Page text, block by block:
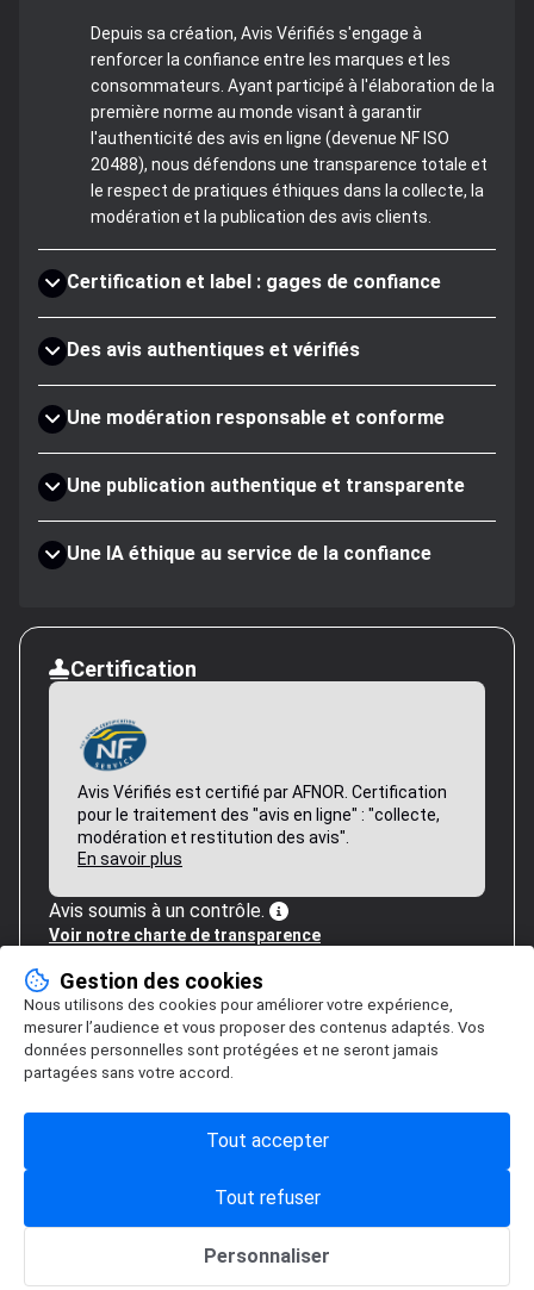
Depuis sa création, Avis Vérifiés s'engage à
renforcer la confiance entre les marques et les
consommateurs. Ayant participé à l'élaboration de la
première norme au monde visant à garantir
l'authenticité des avis en ligne (devenue NF ISO
20488), nous défendons une transparence totale et
le respect de pratiques éthiques dans la collecte, la
modération et la publication des avis clients.
Certification et label : gages de confiance
Des avis authentiques et vérifiés
Une modération responsable et conforme
Une publication authentique et transparente
Une IA éthique au service de la confiance
Certification
Avis Vérifiés est certifié par AFNOR. Certification
pour le traitement des "avis en ligne" : "collecte,
modération et restitution des avis".
En savoir plus
Avis soumis à un contrôle.
Voir notre charte de transparence
Gestion des cookies
Gestion des cookies
Nous utilisons des cookies pour améliorer votre expérience,
mesurer l’audience et vous proposer des contenus adaptés. Vos
données personnelles sont protégées et ne seront jamais
partagées sans votre accord.
Personnaliser
Tout refuser
Tout accepter